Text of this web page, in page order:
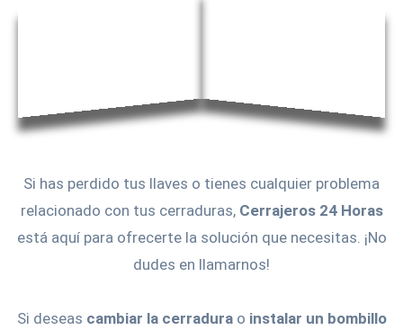
Si has perdido tus llaves o tienes cualquier problema
relacionado con tus cerraduras, Cerrajeros 24 Horas
está aquí para ofrecerte la solución que necesitas. ¡No
dudes en llamarnos!
Si deseas cambiar la cerradurao instalar un bombillo